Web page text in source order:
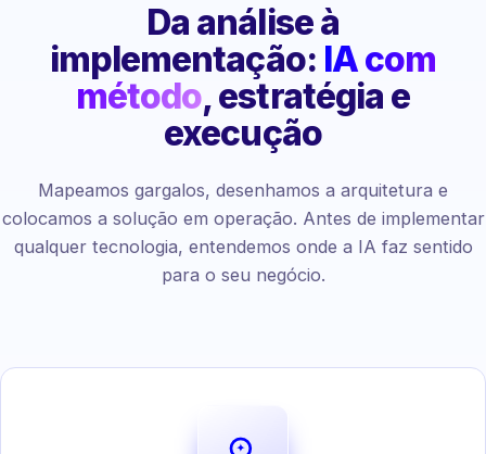
Da análise à
implementação: IA com
método, estratégia e
execução
Mapeamos gargalos, desenhamos a arquitetura e
colocamos a solução em operação. Antes de implementar
qualquer tecnologia, entendemos onde a IA faz sentido
para o seu negócio.